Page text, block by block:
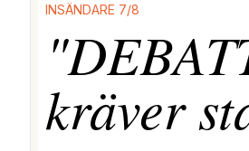
INSÄNDARE 7/8
kräver